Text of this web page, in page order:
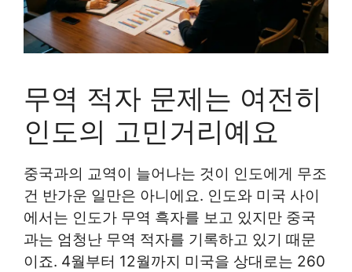
무역 적자 문제는 여전히
인도의 고민거리예요
중국과의 교역이 늘어나는 것이 인도에게 무조
건 반가운 일만은 아니에요. 인도와 미국 사이
에서는 인도가 무역 흑자를 보고 있지만 중국
과는 엄청난 무역 적자를 기록하고 있기 때문
이죠. 4월부터 12월까지 미국을 상대로는 260